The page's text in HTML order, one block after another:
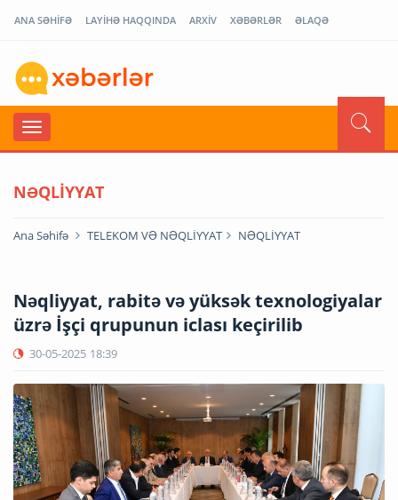
ANA SƏHİFƏ LAYİHƏ HAQQINDA ARXİV XƏBƏRLƏR ƏLAQƏ
NƏQLİYYAT
Ana Səhifə TELEKOM VƏ NƏQLİYYAT NƏQLİYYAT
Nəqliyyat, rabitə və yüksək texnologiyalar
üzrə İşçi qrupunun iclası keçirilib
30-05-2025 18:39